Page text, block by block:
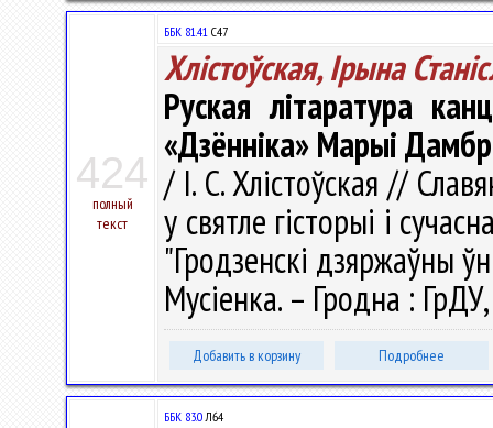
424
полный
текст
ББК 81.41 С47
Хлістоўская, Ірына
Руская літаратура
«Дзённіка» Марыі
/ І. С. Хлістоўская //
у святле гісторыі і
"Гродзенскі дзяржаўны
Мусіенка. – Гродна :
Добавить в корзину Подробнее
ББК 83.0Л64